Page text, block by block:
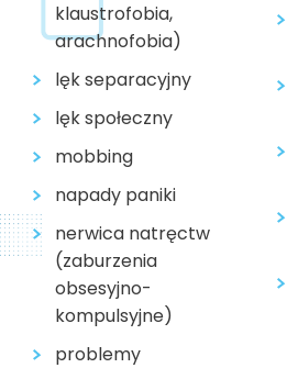
klaustrofobia,
arachnofobia)
lęk separacyjny
lęk społeczny
mobbing
napady paniki
nerwica natręctw
(zaburzenia
obsesyjno-
kompulsyjne)
problemy